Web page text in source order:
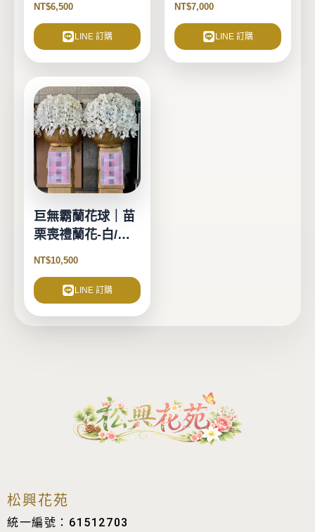
NT$6,500
LINE 訂購
NT$7,000
LINE 訂購
巨無霸蘭花球｜苗
栗喪禮蘭花-白/粉-
(1對2個)
NT$10,500
LINE 訂購
松興花苑
統一編號：61512703